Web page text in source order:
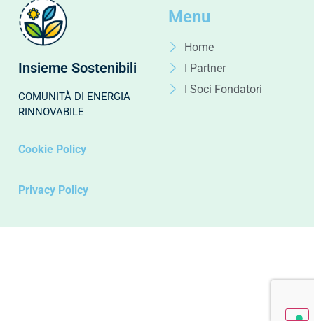
Insieme Sostenibili
COMUNITÀ DI ENERGIA
RINNOVABILE
Menu
Home
I Partner
I Soci Fondatori
Cookie Policy
Privacy Policy